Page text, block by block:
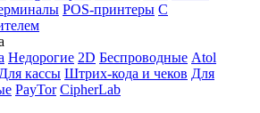
POS-принтеры С
Недорогие 2D Беспроводные Atol
Для кассы Штрих-кода и чеков Для
PayTor CipherLab